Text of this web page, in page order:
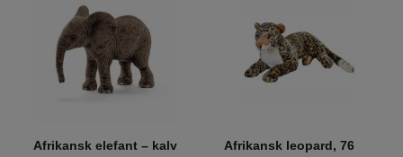
Afrikansk elefant – kalv
Afrikansk leopard, 76